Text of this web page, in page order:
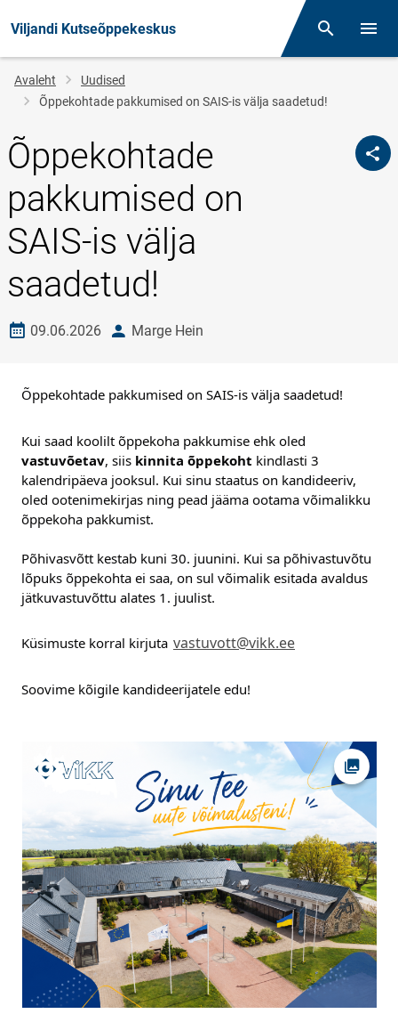
Viljandi Kutseõppekeskus Otsing
Jälglink
Avaleht
Uudised
Õppekohtade pakkumised on SAIS-is välja saadetud!
Õppekohtade
pakkumised on
SAIS-is välja
saadetud!
Loomise kuupäev
09.06.2026 autorMarge Hein
Õppekohtade pakkumised on SAIS-is välja saadetud!
vastuvõetav, siis kinnita õppekoht kindlasti 3
kalendripäeva jooksul. Kui sinu staatus on kandideeriv,
oled ootenimekirjas ning pead jääma ootama võimalikku
õppekoha pakkumist.
Põhivasvõtt kestab kuni 30. juunini. Kui sa põhivastuvõtu
lõpuks õppekohta ei saa, on sul võimalik esitada avaldus
jätkuvastuvõttu alates 1. juulist.
Küsimuste korral kirjuta vastuvott@vikk.ee
Soovime kõigile kandideerijatele edu!
Ava